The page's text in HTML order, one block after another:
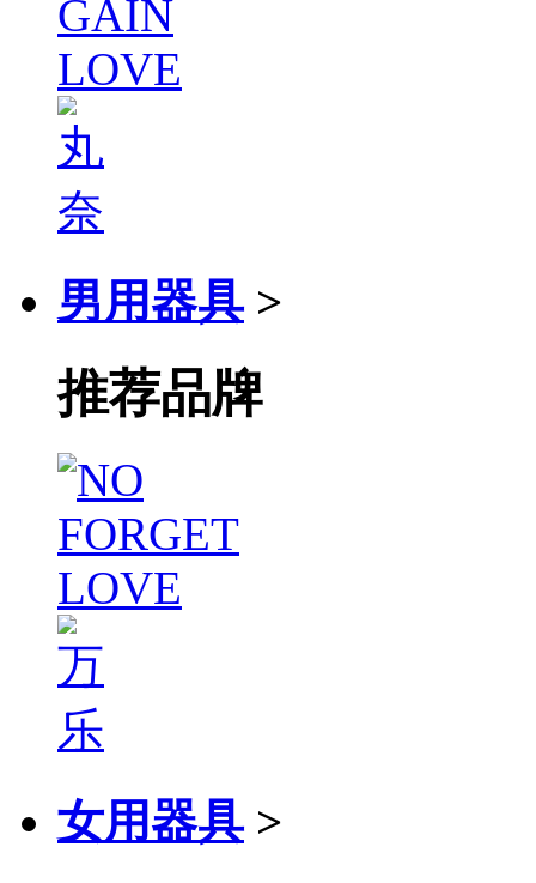
男用器具 >
推荐品牌
女用器具 >